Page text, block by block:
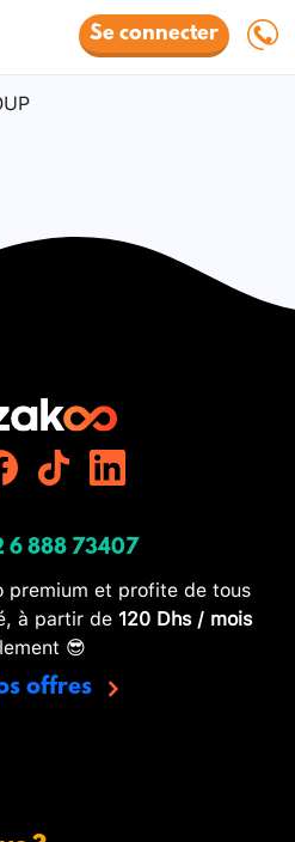
Se connecter
6 888 73407
premium et profite de tous
à partir de 120 Dhs / mois
😎
offres